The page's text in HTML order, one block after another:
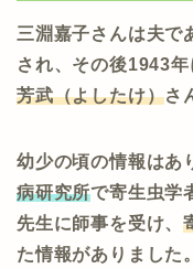
三淵嘉子さんは夫で
され、その後1943
芳武（よしたけ）さ
幼少の頃の情報はあ
病研究所で寄生虫学
先生に師事を受け、
た情報がありました。